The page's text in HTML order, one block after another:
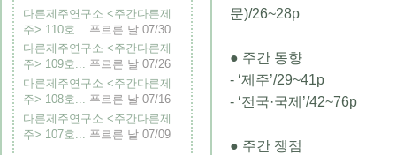
다른제주연구소 <주간다른제
주> 110호...
푸르른 날 07/30
다른제주연구소 <주간다른제
주> 109호... 푸르른 날 07/26
다른제주연구소 <주간다른제
주> 108호... 푸르른 날 07/16
다른제주연구소 <주간다른제
주> 107호... 푸르른 날 07/09
문)/26~28p
● 주간 동향
- ‘제주’/29~41p
- ‘전국·국제’/42~76p
● 주간 쟁점